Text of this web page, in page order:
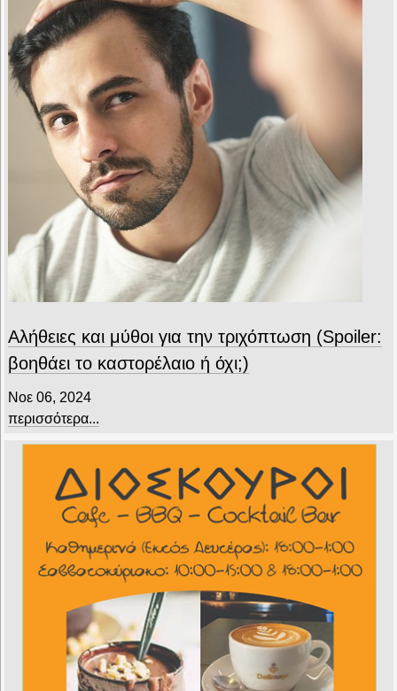
Αλήθειες και μύθοι για την τριχόπτωση (Spoiler:
βοηθάει το καστορέλαιο ή όχι;)
Νοε 06, 2024
περισσότερα...